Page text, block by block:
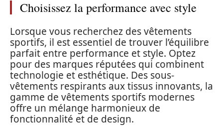
Choisissez la performance avec style
Lorsque vous recherchez des vêtements
sportifs, il est essentiel de trouver l’équilibre
parfait entre performance et style. Optez
pour des marques réputées qui combinent
technologie et esthétique. Des sous-
vêtements respirants aux tissus innovants, la
gamme de vêtements sportifs modernes
offre un mélange harmonieux de
fonctionnalité et de design.